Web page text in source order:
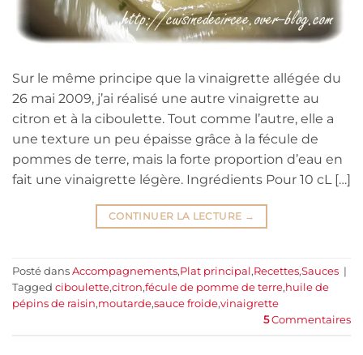
Sur le même principe que la vinaigrette allégée du
26 mai 2009, j’ai réalisé une autre vinaigrette au
citron et à la ciboulette. Tout comme l’autre, elle a
une texture un peu épaisse grâce à la fécule de
pommes de terre, mais la forte proportion d’eau en
fait une vinaigrette légère. Ingrédients Pour 10 cL […]
CONTINUER LA LECTURE →
Posté dans Accompagnements,Plat principal,Recettes,Sauces |
Tagged ciboulette,citron,fécule de pomme de terre,huile de
pépins de raisin,moutarde,sauce froide,vinaigrette
5Commentaires